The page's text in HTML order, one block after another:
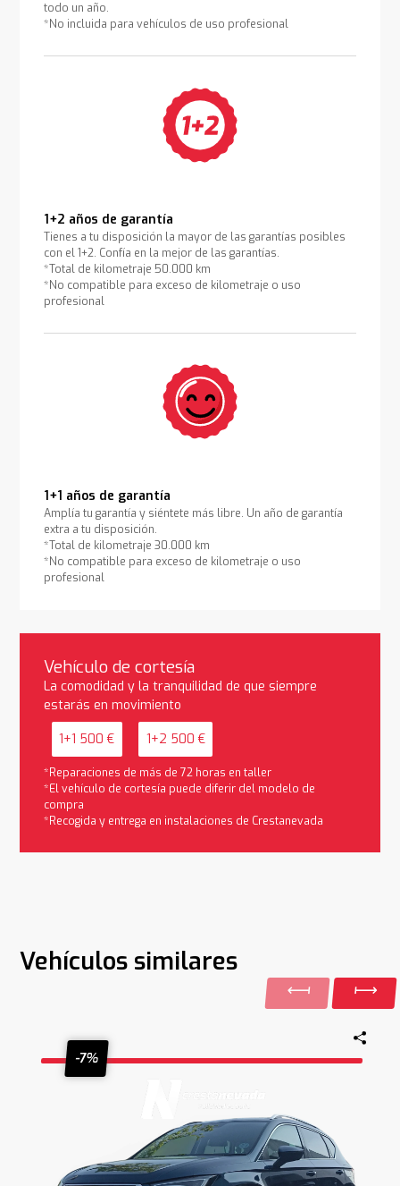
todo un año.
*No incluida para vehículos de uso profesional
1+2 años de garantía
Tienes a tu disposición la mayor de las garantías posibles
con el 1+2. Confía en la mejor de las garantías.
*Total de kilometraje 50.000 km
*No compatible para exceso de kilometraje o uso
profesional
1+1 años de garantía
Amplía tu garantía y siéntete más libre. Un año de garantía
extra a tu disposición.
*Total de kilometraje 30.000 km
*No compatible para exceso de kilometraje o uso
profesional
Vehículo de cortesía
La comodidad y la tranquilidad de que siempre
estarás en movimiento
1+1 500 € 1+2 500 €
*Reparaciones de más de 72 horas en taller
*El vehículo de cortesía puede diferir del modelo de
compra
*Recogida y entrega en instalaciones de Crestanevada
Vehículos similares
-7%